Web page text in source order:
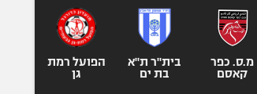
גיימינג E-Sports
מ.ס. כפר
קאסם
בית"ר ת"א
בת ים
הפועל רמת
גן